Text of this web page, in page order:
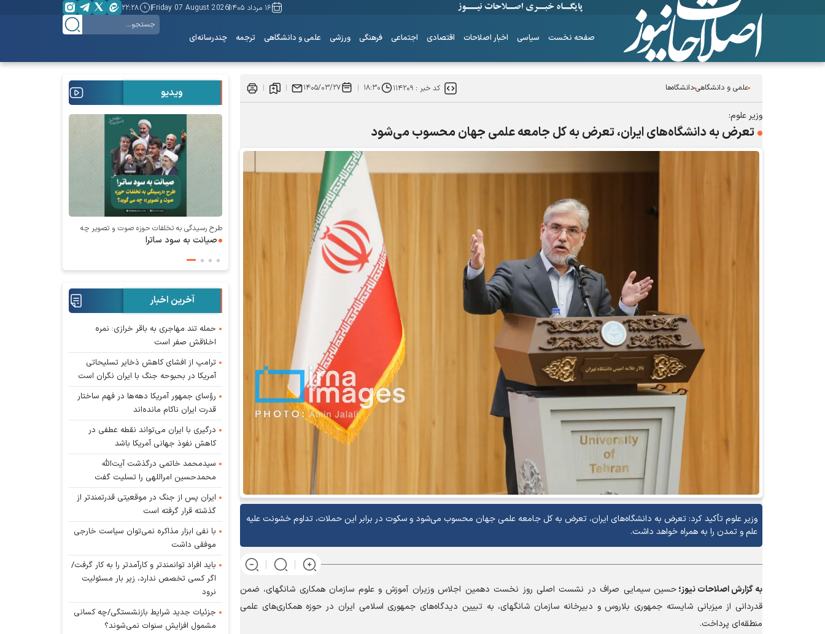
۱۶ مرداد ۱۴۰۵ Friday 07 August 2026 ۲۲:۲۸
صفحه نخست سیاسی اخبار اصلاحات اقتصادی اجتماعی فرهنگی ورزشی علمی و دانشگاهی ترجمه چندرسانه‌ای
علمی و دانشگاهیدانشگاه‌ها کد خبر :۱۱۴۲۰۹ ۱۸:۳۰ ۱۴۰۵/۰۳/۲۷
وزیر علوم:
تعرض به دانشگاه‌های ایران، تعرض به کل جامعه علمی جهان محسوب می‌شود
وزیر علوم تأکید کرد: تعرض به دانشگاه‌های ایران، تعرض به کل جامعه علمی جهان محسوب می‌شود و سکوت در برابر این حملات، تداوم خشونت علیه
علم و تمدن را به همراه خواهد داشت.
به گزارشاصلاحات نیوز؛حسین سیمایی صراف در نشست اصلی روز نخست دهمین اجلاس وزیران آموزش و علوم سازمان همکاری شانگهای، ضمن
قدردانی از میزبانی شایسته جمهوری بلاروس و دبیرخانه سازمان شانگهای، به تبیین دیدگاه‌های جمهوری اسلامی ایران در حوزه همکاری‌های علمی
منطقه‌ای پرداخت.
ویدیو
همه چیز از اینجا شروع شد
طرح رسیدگی به تخلفات حوزه صوت و‌ تصویر چه
می‌گوید؛
صیانت به سود ساترا
آخرین اخبار
حمله تند مهاجری به باقر خرازی: نمره
اخلاقش صفر است
ترامپ از افشای کاهش ذخایر تسلیحاتی
آمریکا در بحبوحه جنگ با ایران نگران است
رؤسای جمهور آمریکا دهه‌ها در فهم ساختار
قدرت ایران ناکام مانده‌اند
درگیری با ایران می‌تواند نقطه عطفی در
کاهش نفوذ جهانی آمریکا باشد
سیدمحمد خاتمی درگذشت آیت‌الله
محمدحسین امراللهی را تسلیت گفت
ایران پس از جنگ در موقعیتی قدرتمندتر از
گذشته قرار گرفته است
با نفی ابزار مذاکره نمی‌توان سیاست خارجی
موفقی داشت
باید افراد توانمندتر و کارآمدتر را به کار گرفت/
اگر کسی تخصص ندارد، زیر بار مسئولیت
نرود
جزئیات جدید شرایط بازنشستگی/چه کسانی
مشمول افزایش سنوات نمی‌شوند؟